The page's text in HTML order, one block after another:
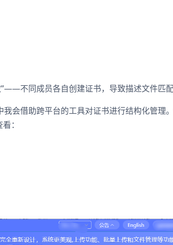
不同成员各自创建证书，导致描述文件匹配
会借助跨平台的工具对证书进行结构化管理
：